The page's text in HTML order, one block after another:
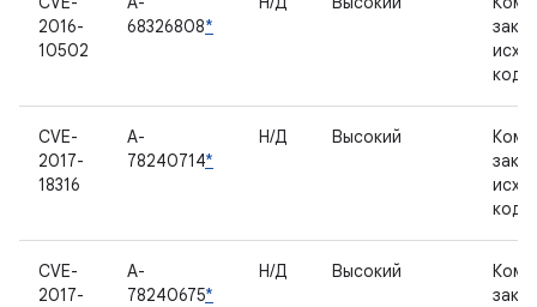
2016-
10502
68326808*
CVE-
2017-
18316
A-
78240714*
Н/Д Высокий
CVE-
2017-
A-
78240675*
Н/Д Высокий